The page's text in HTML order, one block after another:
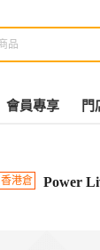
會員專享 門
香港倉 Power